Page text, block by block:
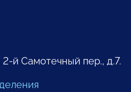
2-й Самотечный пер., д.7.